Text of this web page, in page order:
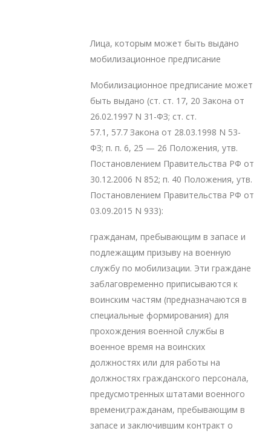
Лица, которым может быть выдано
мобилизационное предписание
Мобилизационное предписание может
быть выдано (ст. ст. 17, 20 Закона от
26.02.1997 N 31-ФЗ; ст. ст.
57.1, 57.7 Закона от 28.03.1998 N 53-
ФЗ; п. п. 6, 25 — 26 Положения, утв.
Постановлением Правительства РФ от
30.12.2006 N 852; п. 40 Положения, утв.
Постановлением Правительства РФ от
03.09.2015 N 933):
гражданам, пребывающим в запасе и
подлежащим призыву на военную
службу по мобилизации. Эти граждане
заблаговременно приписываются к
воинским частям (предназначаются в
специальные формирования) для
прохождения военной службы в
военное время на воинских
должностях или для работы на
должностях гражданского персонала,
предусмотренных штатами военного
времени;гражданам, пребывающим в
запасе и заключившим контракт о